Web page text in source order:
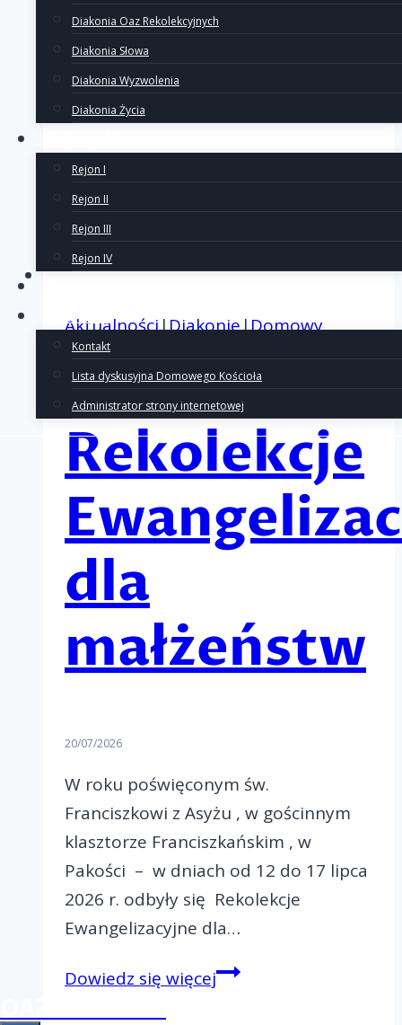
Diakonia Oaz Rekolekcyjnych
Diakonia Słowa
Diakonia Wyzwolenia
Diakonia Życia
Rejon I
Rejon II
Rejon III
Rejon IV
Kontakt
Kontakt
Lista dyskusyjna Domowego Kościoła
Administrator strony internetowej
Aktualności|Diakonie|Domowy
Kościół
Rekolekcje
dla
małżeństw
20/07/2026
W roku poświęconym św.
Franciszkowi z Asyżu , w gościnnym
klasztorze Franciszkańskim , w
Pakości – w dniach od 12 do 17 lipca
2026 r. odbyły się Rekolekcje
Ewangelizacyjne dla…
Dowiedz się więcejRekolekcje